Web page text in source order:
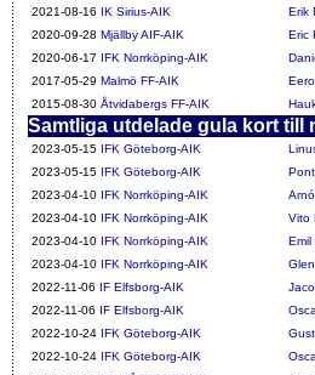
2021-08-16 IK Sirius-AIK Erik
2020-09-28 Mjällby AIF-AIK Eric
2020-06-17 IFK Norrköping-AIK
2017-05-29 Malmö FF-AIK
2015-08-30 Åtvidabergs FF-AIK
Samtliga utdelade gula kort till
2023-05-15 IFK Göteborg-AIK
2023-05-15 IFK Göteborg-AIK
2023-04-10 IFK Norrköping-AIK
2023-04-10 IFK Norrköping-AIK Vito
2023-04-10 IFK Norrköping-AIK Emil
2023-04-10 IFK Norrköping-AIK
2022-11-06 IF Elfsborg-AIK
2022-11-06 IF Elfsborg-AIK
2022-10-24 IFK Göteborg-AIK
2022-10-24 IFK Göteborg-AIK